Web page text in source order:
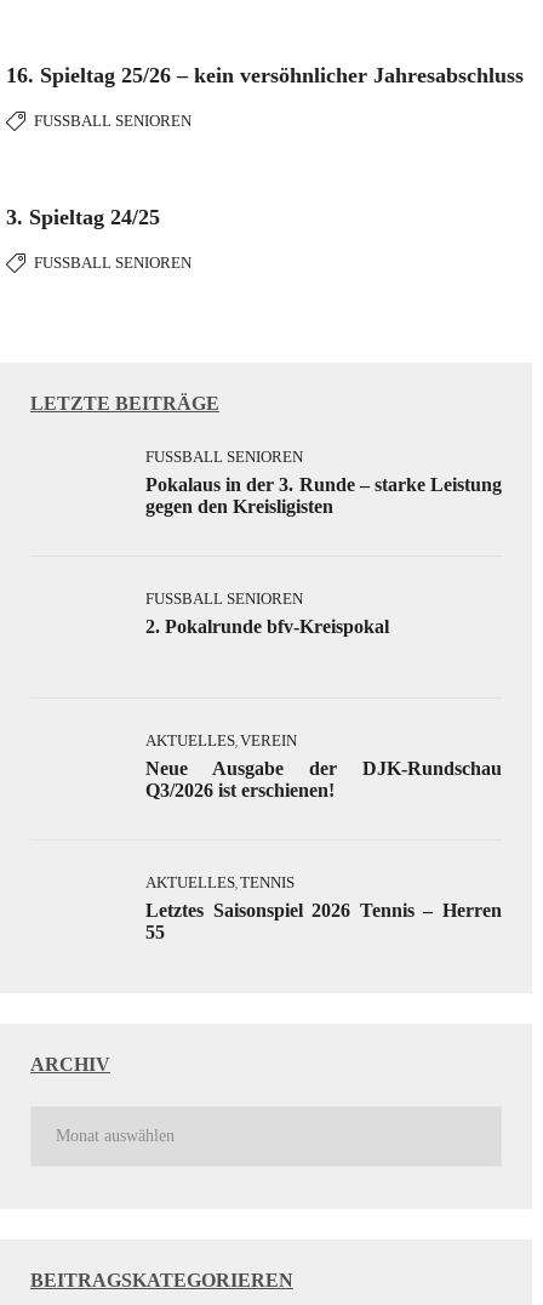
16. Spieltag 25/26 – kein versöhnlicher Jahresabschluss
FUSSBALL SENIOREN
3. Spieltag 24/25
FUSSBALL SENIOREN
LETZTE BEITRÄGE
FUSSBALL SENIOREN
Pokalaus in der 3. Runde – starke Leistung
gegen den Kreisligisten
FUSSBALL SENIOREN
2. Pokalrunde bfv-Kreispokal
AKTUELLES, VEREIN
Neue Ausgabe der DJK-Rundschau
Q3/2026 ist erschienen!
AKTUELLES, TENNIS
Letztes Saisonspiel 2026 Tennis – Herren
55
ARCHIV
BEITRAGSKATEGORIEREN